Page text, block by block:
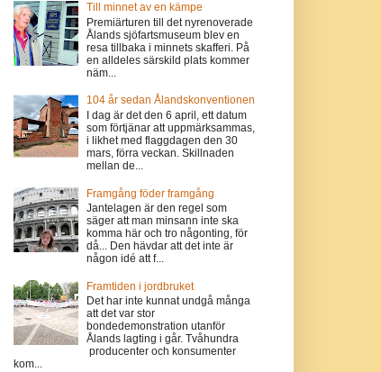
Till minnet av en kämpe
Premiärturen till det nyrenoverade
Ålands sjöfartsmuseum blev en
resa tillbaka i minnets skafferi. På
en alldeles särskild plats kommer
näm...
104 år sedan Ålandskonventionen
I dag är det den 6 april, ett datum
som förtjänar att uppmärksammas,
i likhet med flaggdagen den 30
mars, förra veckan. Skillnaden
mellan de...
Framgång föder framgång
Jantelagen är den regel som
säger att man minsann inte ska
komma här och tro någonting, för
då... Den hävdar att det inte är
någon idé att f...
Framtiden i jordbruket
Det har inte kunnat undgå många
att det var stor
bondedemonstration utanför
Ålands lagting i går. Tvåhundra
producenter och konsumenter
kom...